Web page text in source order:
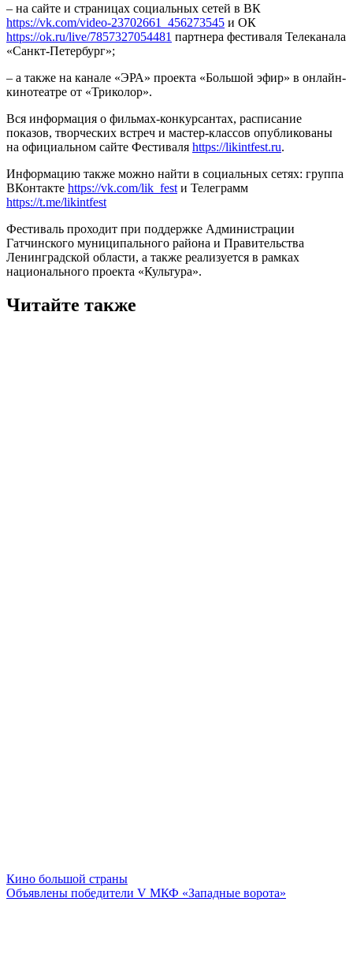
– на сайте и страницах социальных сетей в ВК
https://vk.com/video-23702661_456273545 и ОК
https://ok.ru/live/7857327054481 партнера фестиваля Телеканала
«Санкт-Петербург»;
– а также на канале «ЭРА» проекта «Большой эфир» в онлайн-
кинотеатре от «Триколор».
Вся информация о фильмах-конкурсантах, расписание
показов, творческих встреч и мастер-классов опубликованы
на официальном сайте Фестиваля https://likintfest.ru.
Информацию также можно найти в социальных сетях: группа
ВКонтакте https://vk.com/lik_fest и Телеграмм
https://t.me/likintfest
Фестиваль проходит при поддержке Администрации
Гатчинского муниципального района и Правительства
Ленинградской области, а также реализуется в рамках
национального проекта «Культура».
Читайте также
Кино большой страны
Объявлены победители V МКФ «Западные ворота»